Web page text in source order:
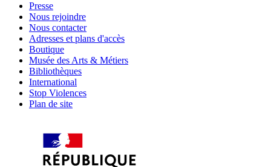
Presse
Nous rejoindre
Nous contacter
Adresses et plans d'accès
Boutique
Musée des Arts & Métiers
Bibliothèques
International
Stop Violences
Plan de site